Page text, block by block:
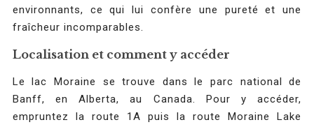
environnants, ce qui lui confère une pureté et une
fraîcheur incomparables.
Localisation et comment y accéder
Le lac Moraine se trouve dans le parc national de
Banff, en Alberta, au Canada. Pour y accéder,
empruntez la route 1A puis la route Moraine Lake